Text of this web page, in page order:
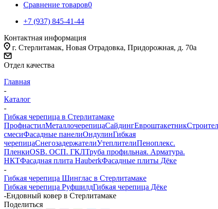
Сравнение товаров0
+7 (937) 845-41-44
Контактная информация
г. Стерлитамак, Новая Отрадовка, Придорожная, д. 70а
Отдел качества
Главная
-
Каталог
-
Гибкая черепица в Стерлитамаке
ПрофнастилМеталлочерепицаСайдингЕвроштакетник
смесиФасадные панелиОндулинГибкая
черепицаСнегозадержателиУтеплителиПеноплекс.
ПленкиOSB. ОСП. ГКЛТруба профильная. Арматура.
НКТФасадная плита HauberkФасадные плиты Дёке
-
Гибкая черепица Шинглас в Стерлитамаке
Гибкая черепица РуфшилдГибкая черепица Дёке
-Ендовный ковер в Стерлитамаке
Поделиться